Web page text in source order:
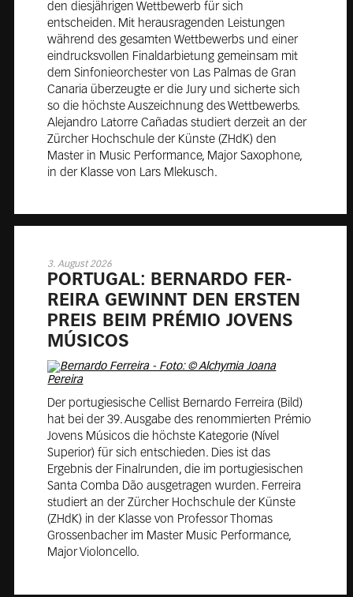
den diesjährigen Wettbewerb für sich
entscheiden. Mit herausragenden Leistungen
während des gesamten Wettbewerbs und einer
eindrucksvollen Finaldarbietung gemeinsam mit
dem Sinfonieorchester von Las Palmas de Gran
Canaria überzeugte er die Jury und sicherte sich
so die höchste Auszeichnung des Wettbewerbs.
Alejandro Latorre Cañadas studiert derzeit an der
Zürcher Hochschule der Künste (ZHdK) den
Master in Music Performance, Major Saxophone,
in der Klasse von Lars Mlekusch.
3. August 2026
POR­TU­GAL: BER­NAR­DO FER­
REI­RA GE­WINNT DEN ERS­TEN
PREIS BEIM PRÉ­MIO JO­VENS
MÚ­SI­COS
Der portugiesische Cellist Bernardo Ferreira (Bild)
hat bei der 39. Ausgabe des renommierten Prémio
Jovens Músicos die höchste Kategorie (Nível
Superior) für sich entschieden. Dies ist das
Ergebnis der Finalrunden, die im portugiesischen
Santa Comba Dão ausgetragen wurden. Ferreira
studiert an der Zürcher Hochschule der Künste
(ZHdK) in der Klasse von Professor Thomas
Grossenbacher im Master Music Performance,
Major Violoncello.